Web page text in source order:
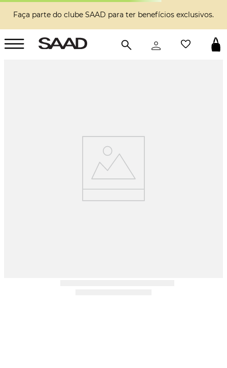
Faça parte do clube SAAD para ter benefícios exclusivos.